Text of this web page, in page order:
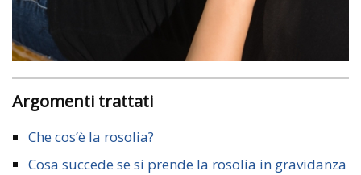
Argomenti trattati
Che cos’è la rosolia?
Cosa succede se si prende la rosolia in gravidanza